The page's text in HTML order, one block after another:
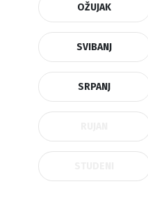
OŽUJAK
SVIBANJ
SRPANJ